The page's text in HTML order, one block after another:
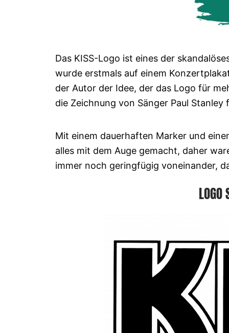
Das KISS-Logo ist eines der
wurde erstmals auf einem
der Autor der Idee, der das Logo für
die Zeichnung von Sänger Paul
Mit einem dauerhaften Marker und
alles mit dem Auge gemacht, daher
immer noch geringfügig voneinander,
LOGO